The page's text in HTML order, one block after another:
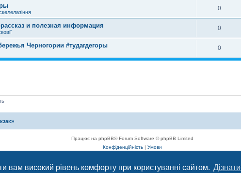
вам високий рівень комфорту при користуванні сайтом.
0
и полезная информация 0
Черногории #тудагдегоры 0
Працює на phpBB® Forum Software © phpBB Limited
Конфіденційність | Умови